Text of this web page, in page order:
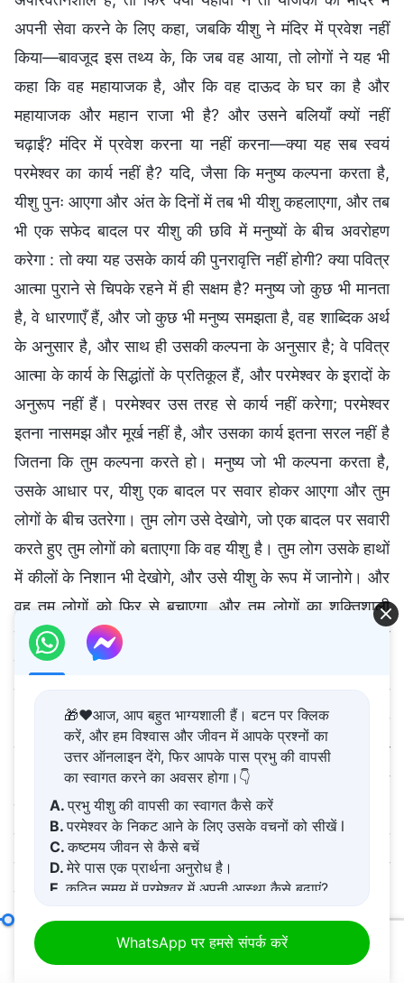
🎁❤️आज, आप बहुत भाग्यशाली हैं। बटन पर क्लिक
करें, और हम विश्वास और जीवन में आपके प्रश्नों का
उत्तर ऑनलाइन देंगे, फिर आपके पास प्रभु की वापसी
का स्वागत करने का अवसर होगा।👇
A.प्रभु यीशु की वापसी का स्वागत कैसे करें
B.परमेश्वर के निकट आने के लिए उसके वचनों को सीखें l
C.कष्टमय जीवन से कैसे बचें
D.मेरे पास एक प्रार्थना अनुरोध है।
E.कठिन समय में परमेश्वर में अपनी आस्था कैसे बढ़ाएं?
WhatsApp पर हमसे संपर्क करें
परमेश्वर के कार्य का दर्शन (3)भाग दो